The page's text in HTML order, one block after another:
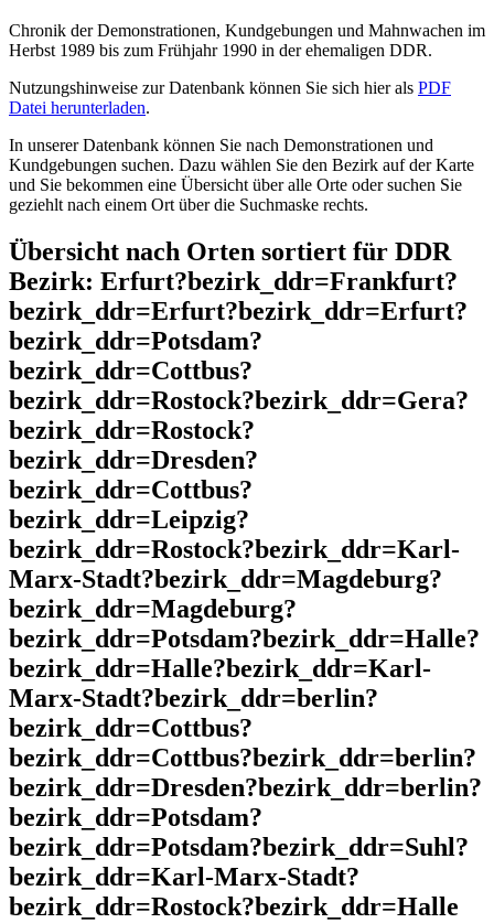
Chronik der Demonstrationen, Kundgebungen und Mahnwachen im
Herbst 1989 bis zum Frühjahr 1990 in der ehemaligen DDR.
Nutzungshinweise zur Datenbank können Sie sich hier als PDF
Datei herunterladen.
In unserer Datenbank können Sie nach Demonstrationen und
Kundgebungen suchen. Dazu wählen Sie den Bezirk auf der Karte
und Sie bekommen eine Übersicht über alle Orte oder suchen Sie
geziehlt nach einem Ort über die Suchmaske rechts.
Übersicht nach Orten sortiert für DDR
Bezirk: Erfurt?bezirk_ddr=Frankfurt?
bezirk_ddr=Erfurt?bezirk_ddr=Erfurt?
bezirk_ddr=Potsdam?
bezirk_ddr=Cottbus?
bezirk_ddr=Rostock?bezirk_ddr=Gera?
bezirk_ddr=Rostock?
bezirk_ddr=Dresden?
bezirk_ddr=Cottbus?
bezirk_ddr=Leipzig?
bezirk_ddr=Rostock?bezirk_ddr=Karl-
Marx-Stadt?bezirk_ddr=Magdeburg?
bezirk_ddr=Magdeburg?
bezirk_ddr=Potsdam?bezirk_ddr=Halle?
bezirk_ddr=Halle?bezirk_ddr=Karl-
Marx-Stadt?bezirk_ddr=berlin?
bezirk_ddr=Cottbus?
bezirk_ddr=Cottbus?bezirk_ddr=berlin?
bezirk_ddr=Dresden?bezirk_ddr=berlin?
bezirk_ddr=Potsdam?
bezirk_ddr=Potsdam?bezirk_ddr=Suhl?
bezirk_ddr=Karl-Marx-Stadt?
bezirk_ddr=Rostock?bezirk_ddr=Halle